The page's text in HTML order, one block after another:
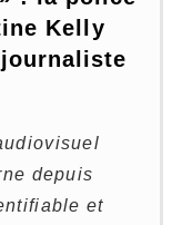
Kelly
depuis
et